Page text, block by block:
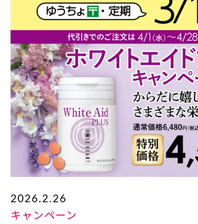
2026.2.26
キャンペーン